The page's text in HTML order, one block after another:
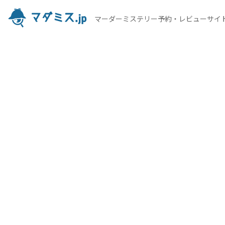
マーダーミステリー予約・レビューサイ